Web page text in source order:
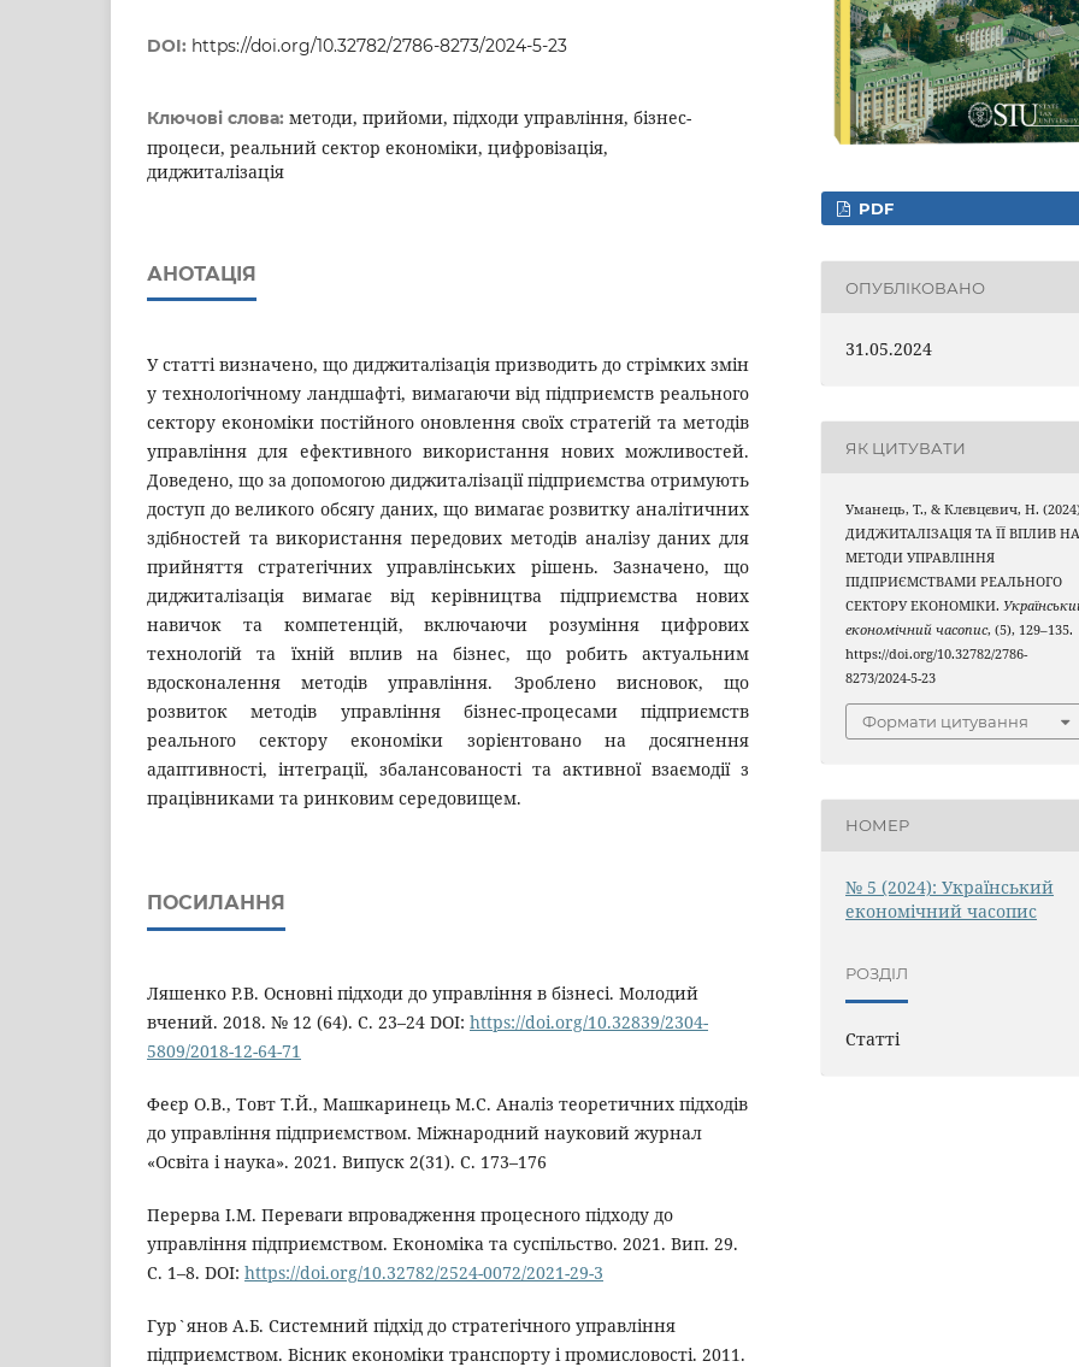
DOI: https://doi.org/10.32782/2786-8273/2024-5-23
Ключові слова: методи, прийоми, підходи управління, бізнес-
процеси, реальний сектор економіки, цифровізація,
диджиталізація
АНОТАЦІЯ
У статті визначено, що диджиталізація призводить до стрімких змін
у технологічному ландшафті, вимагаючи від підприємств реального
сектору економіки постійного оновлення своїх стратегій та методів
управління для ефективного використання нових можливостей.
Доведено, що за допомогою диджиталізації підприємства отримують
доступ до великого обсягу даних, що вимагає розвитку аналітичних
здібностей та використання передових методів аналізу даних для
прийняття стратегічних управлінських рішень. Зазначено, що
диджиталізація вимагає від керівництва підприємства нових
навичок та компетенцій, включаючи розуміння цифрових
технологій та їхній вплив на бізнес, що робить актуальним
вдосконалення методів управління. Зроблено висновок, що
розвиток методів управління бізнес-процесами підприємств
реального сектору економіки зорієнтовано на досягнення
адаптивності, інтеграції, збалансованості та активної взаємодії з
працівниками та ринковим середовищем.
ПОСИЛАННЯ
Ляшенко Р.В. Основні підходи до управління в бізнесі. Молодий
вчений. 2018. № 12 (64). С. 23–24 DOI: https://doi.org/10.32839/2304-
5809/2018-12-64-71
Феєр О.В., Товт Т.Й., Машкаринець М.С. Аналіз теоретичних підходів
до управління підприємством. Міжнародний науковий журнал
«Освіта і наука». 2021. Випуск 2(31). С. 173–176
Перерва І.М. Переваги впровадження процесного підходу до
управління підприємством. Економіка та суспільство. 2021. Вип. 29.
С. 1–8. DOI: https://doi.org/10.32782/2524-0072/2021-29-3
Гур`янов А.Б. Системний підхід до стратегічного управління
підприємством. Вісник економіки транспорту і промисловості. 2011.
PDF
ОПУБЛІКОВАНО
31.05.2024
ЯК ЦИТУВАТИ
Уманець, Т., & Клєвцєвич, Н.
ДИДЖИТАЛІЗАЦІЯ ТА ЇЇ ВПЛИВ НА
МЕТОДИ УПРАВЛІННЯ
ПІДПРИЄМСТВАМИ РЕАЛЬНОГО
СЕКТОРУ ЕКОНОМІКИ.
економічний часопис, (5), 129–135.
https://doi.org/10.32782/2786-
8273/2024-5-23
Формати цитування
НОМЕР
№ 5 (2024): Український
економічний часопис
РОЗДІЛ
Статті